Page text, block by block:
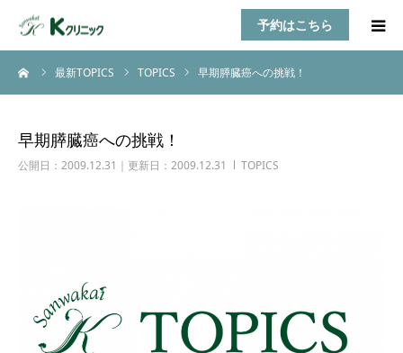
予約はこちら
最新TOPICS TOPICS 早期膵臓癌への挑戦！
早期膵臓癌への挑戦！
公開日：2009.12.31｜更新日：2009.12.31 TOPICS
HOME
TOPICS
アクセス